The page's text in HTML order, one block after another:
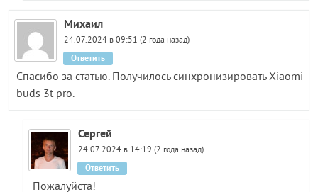
Михаил
24.07.2024 в 09:51 (2 года назад)
Спасибо за статью. Получилось синхронизировать Xiaomi
buds 3t pro.
Ответить
Сергей
24.07.2024 в 14:19 (2 года назад)
Пожалуйста!
Ответить